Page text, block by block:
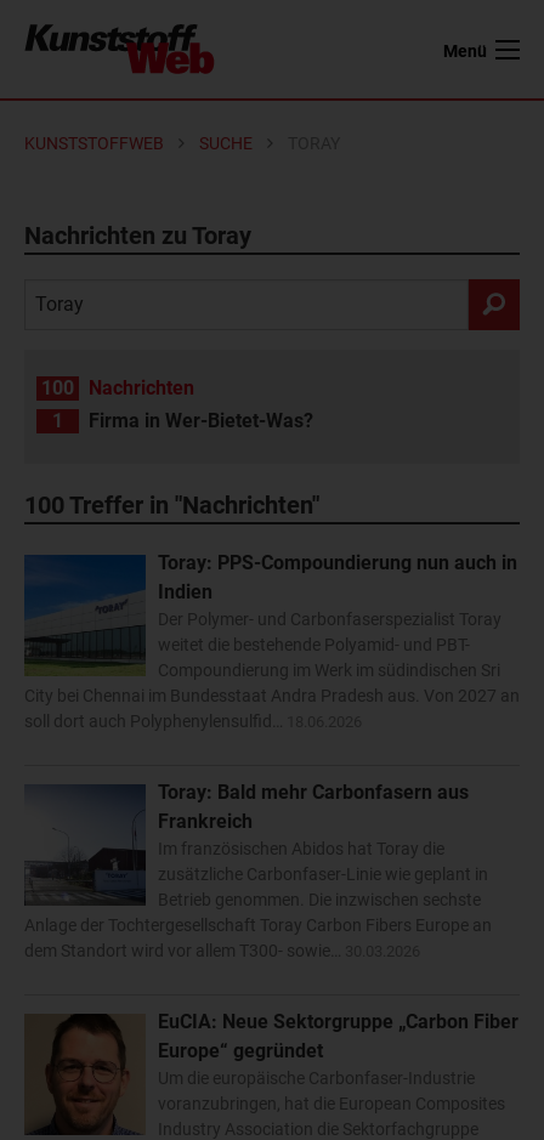
Menü
KUNSTSTOFFWEB SUCHE
Nachrichten zu Toray
100
Nachrichten
1
Firma in Wer-Bietet-Was?
100 Treffer in "Nachrichten"
Toray: PPS-Compoundierung nun auch in
Indien
Der Polymer- und Carbonfaserspezialist Toray
weitet die bestehende Polyamid- und PBT-
Compoundierung im Werk im südindischen Sri
City bei Chennai im Bundesstaat Andra Pradesh aus. Von 2027 an
soll dort auch Polyphenylensulfid…
Toray: Bald mehr Carbonfasern aus
Frankreich
Im französischen Abidos hat Toray die
zusätzliche Carbonfaser-Linie wie geplant in
Betrieb genommen. Die inzwischen sechste
Anlage der Tochtergesellschaft Toray Carbon Fibers Europe an
dem Standort wird vor allem T300- sowie…
EuCIA: Neue Sektorgruppe „Carbon Fiber
Europe“ gegründet
Um die europäische Carbonfaser-Industrie
voranzubringen, hat die European Composites
Industry Association die Sektorfachgruppe